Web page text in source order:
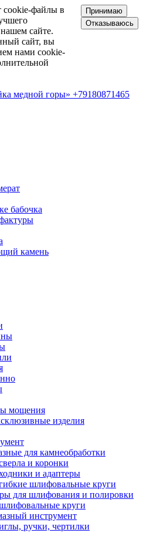
cookie-файлы в
сайте.
сайт, вы
нами cookie-
Принимаю
Отказываюсь
+79180871465
бабочка
камень
мощения
изделия
для камнеобработки
и коронки
и адаптеры
шлифовальные круги
для шлифования и полировки
круги
инструмент
ручки, чертилки